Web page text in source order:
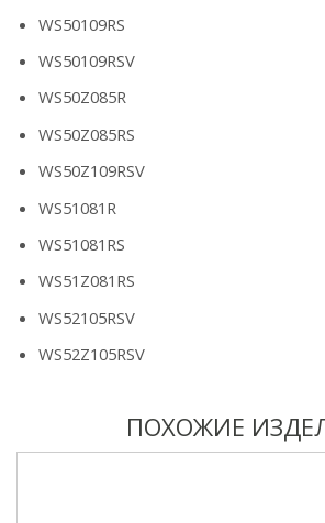
WS50109RS
WS50109RSV
WS50Z085R
WS50Z085RS
WS50Z109RSV
WS51081R
WS51081RS
WS51Z081RS
WS52105RSV
WS52Z105RSV
ПОХОЖИЕ